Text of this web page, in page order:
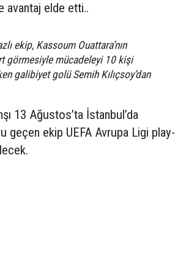
avantaj elde etti..
ekip, Kassoum Ouattara’nın
görmesiyle mücadeleyi 10 kişi
galibiyet golü Semih Kılıçsoy’dan
13 Ağustos’ta İstanbul’da
geçen ekip UEFA Avrupa Ligi play-